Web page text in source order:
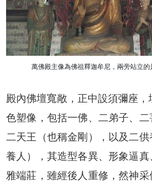
萬佛殿主像為佛祖釋迦牟尼，兩旁站立的
殿內佛壇寬敞，正中設須彌座
色塑像，包括一佛、二弟子、二
二天王（也稱金剛），以及二
養人），其造型各異、形象逼
雅端莊，雖經後人重修，然神